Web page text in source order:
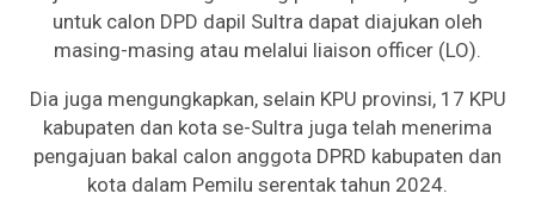
untuk calon DPD dapil Sultra dapat diajukan oleh
masing-masing atau melalui liaison officer (LO).
Dia juga mengungkapkan, selain KPU provinsi, 17 KPU
kabupaten dan kota se-Sultra juga telah menerima
pengajuan bakal calon anggota DPRD kabupaten dan
kota dalam Pemilu serentak tahun 2024.